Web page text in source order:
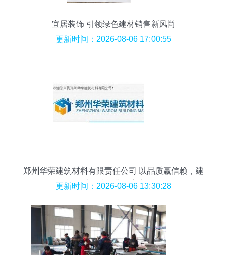
宜居装饰 引领绿色建材销售新风尚
更新时间：2026-08-06 17:00:55
郑州华荣建筑材料有限责任公司 以品质赢信赖，建
材领域专业供应商
更新时间：2026-08-06 13:30:28